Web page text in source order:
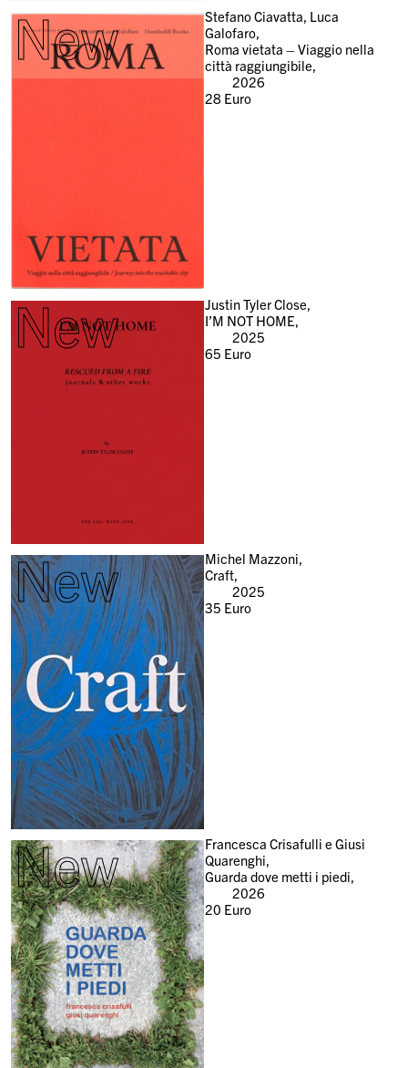
New
Stefano Ciavatta, Luca
Galofaro,
Roma vietata – Viaggio nella
città raggiungibile,
2026
28Euro
New
Justin Tyler Close,
I’M NOT HOME,
2025
65 Euro
New
Michel Mazzoni,
Craft,
2025
35 Euro
New
Francesca Crisafulli e Giusi
Quarenghi,
Guarda dove metti i piedi,
2026
20 Euro